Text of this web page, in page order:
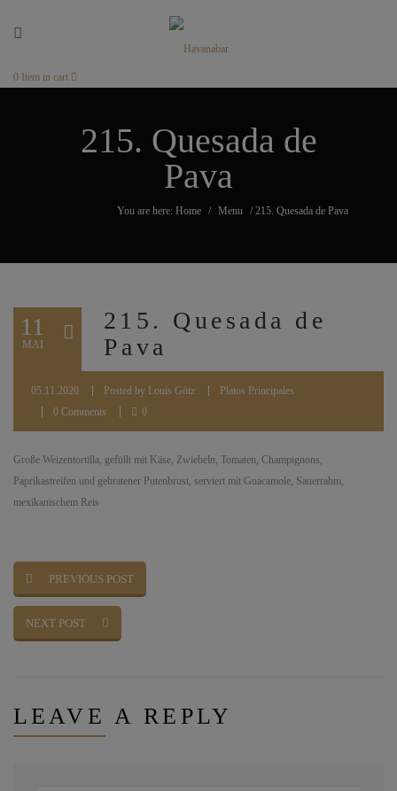
0 Item in cart
215. Quesada de
Pava
You are here: Home / Menu / 215. Quesada de Pava
11
MAI
215. Quesada de
Pava
05.11.2020 Posted by Louis Götz
Platos Principales
0 Comments
0
Große Weizentortilla, gefüllt mit Käse, Zwiebeln, Tomaten, Champignons,
Paprikastreifen und gebratener Putenbrust, serviert mit Guacamole, Sauerrahm,
mexikanischem Reis
PREVIOUS POST
NEXT POST
LEAVE A REPLY